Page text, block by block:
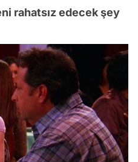
rahatsız edecek şey